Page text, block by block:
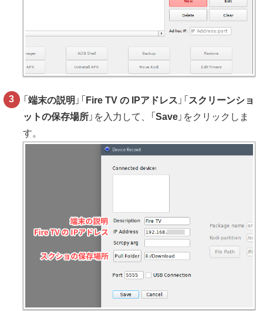
「端末の説明 」「 Fire TV の IPアドレス 」「 スクリーンショ
ットの保存場所 」を入力して、「Save 」をクリックしま
す。